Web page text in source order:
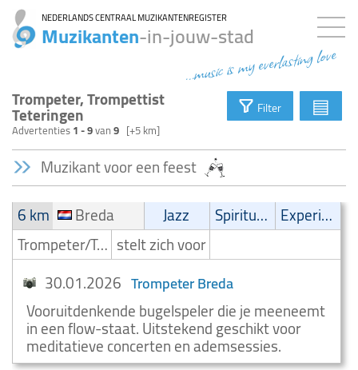
NEDERLANDS CENTRAAL MUZIKANTENREGISTER
Muzikanten-in-jouw-stad
...music is my everlasting love
Trompeter, Trompettist
Teteringen
Advertenties1 - 9van9 [+5 km]
Filter ▤
Muzikant voor een feest
6 km
Breda Jazz Spirituele muziek
Experimental
Trompeter/Trompettist stelt zich voor
30.01.2026 Trompeter Breda
Vooruitdenkende bugelspeler die je meeneemt
in een flow-staat. Uitstekend geschikt voor
meditatieve concerten en ademsessies.